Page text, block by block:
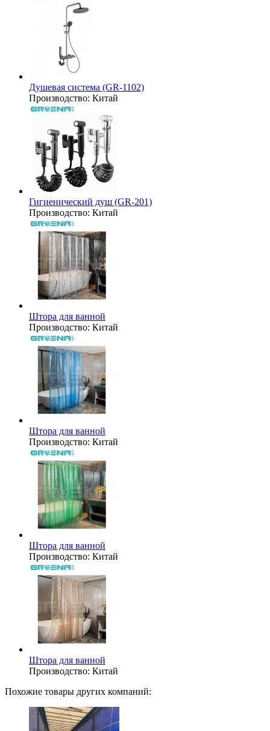
Душевая система (GR-1102)
Производство: Китай
Гигиенический душ (GR-201)
Производство: Китай
Штора для ванной
Производство: Китай
Штора для ванной
Производство: Китай
Штора для ванной
Производство: Китай
Штора для ванной
Производство: Китай
Похожие товары других компаний: